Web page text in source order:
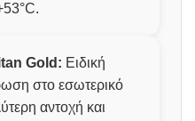
Gold: Ειδική
στο εσωτερικό
αντοχή και